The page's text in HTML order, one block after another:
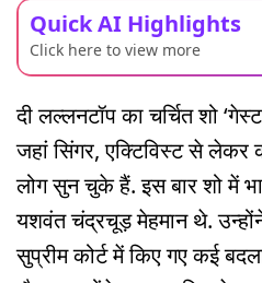
Quick AI Highlights
Click here to view more
दी लल्लनटॉप का चर्चित शो
जहां सिंगर, एक्टिविस्ट से लेकर
लोग सुन चुके हैं. इस बार शो में
यशवंत चंद्रचूड़ मेहमान थे.
सुप्रीम कोर्ट में किए गए कई